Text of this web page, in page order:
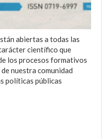
abiertas a todas las
científico que
los procesos formativos
nuestra comunidad
políticas públicas